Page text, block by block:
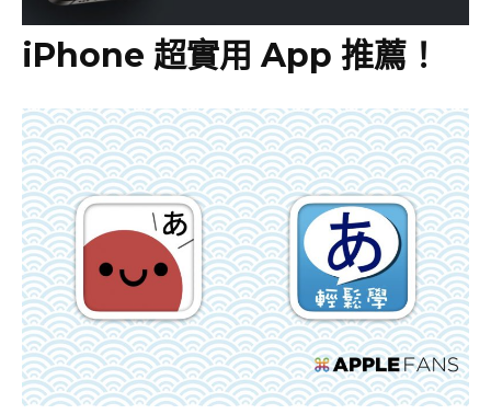
iPhone 超實用 App 推薦！